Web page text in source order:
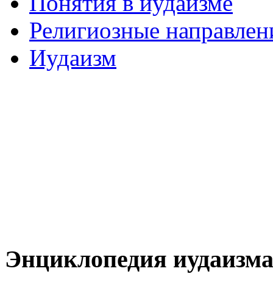
Религиозные
Иудаизм
Энциклопедия иудаизма